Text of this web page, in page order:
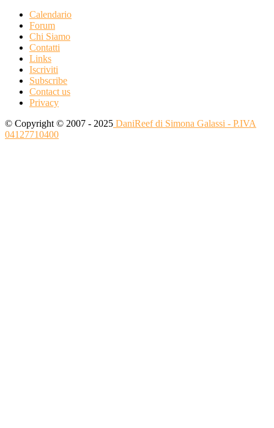
Calendario
Forum
Chi Siamo
Contatti
Links
Iscriviti
Subscribe
Contact us
Privacy
© Copyright © 2007 - 2025 DaniReef di Simona Galassi - P.IVA
04127710400